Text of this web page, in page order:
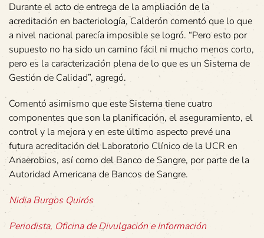
Durante el acto de entrega de la ampliación de la
acreditación en bacteriología, Calderón comentó que lo que
a nivel nacional parecía imposible se logró. “Pero esto por
supuesto no ha sido un camino fácil ni mucho menos corto,
pero es la caracterización plena de lo que es un Sistema de
Gestión de Calidad”, agregó.
Comentó asimismo que este Sistema tiene cuatro
componentes que son la planificación, el aseguramiento, el
control y la mejora y en este último aspecto prevé una
futura acreditación del Laboratorio Clínico de la UCR en
Anaerobios, así como del Banco de Sangre, por parte de la
Autoridad Americana de Bancos de Sangre.
Nidia Burgos Quirós
Periodista, Oficina de Divulgación e Información